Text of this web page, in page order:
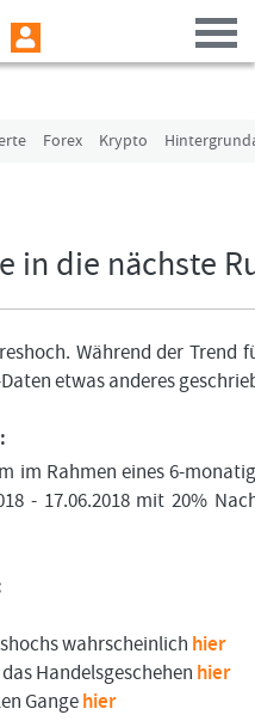
Forex Krypto
in die nächste
Während der Trend
etwas anderes
im Rahmen eines 6-
- 17.06.2018 mit 20%
wahrscheinlich hier
Handelsgeschehen hier
Gangehier
LOGIN
User-Pakete. Bitte
auf unserem Online-Shop das
WERDEN